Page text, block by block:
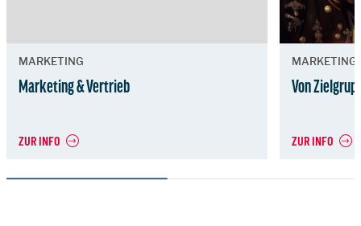
MARKETING
Marketing & Vertrieb
ZUR INFO
MARKETING
Von
ZUR INFO